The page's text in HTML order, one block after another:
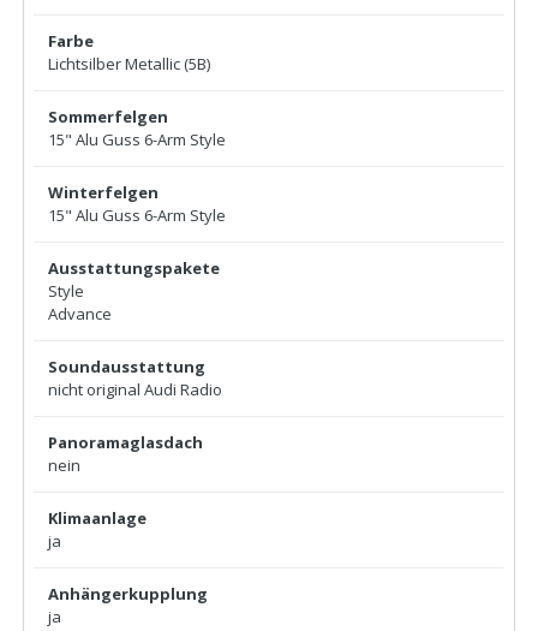
Farbe
Lichtsilber Metallic (5B)
Sommerfelgen
15" Alu Guss 6-Arm Style
Winterfelgen
15" Alu Guss 6-Arm Style
Ausstattungspakete
Style
Advance
Soundausstattung
nicht original Audi Radio
Panoramaglasdach
nein
Klimaanlage
ja
Anhängerkupplung
ja